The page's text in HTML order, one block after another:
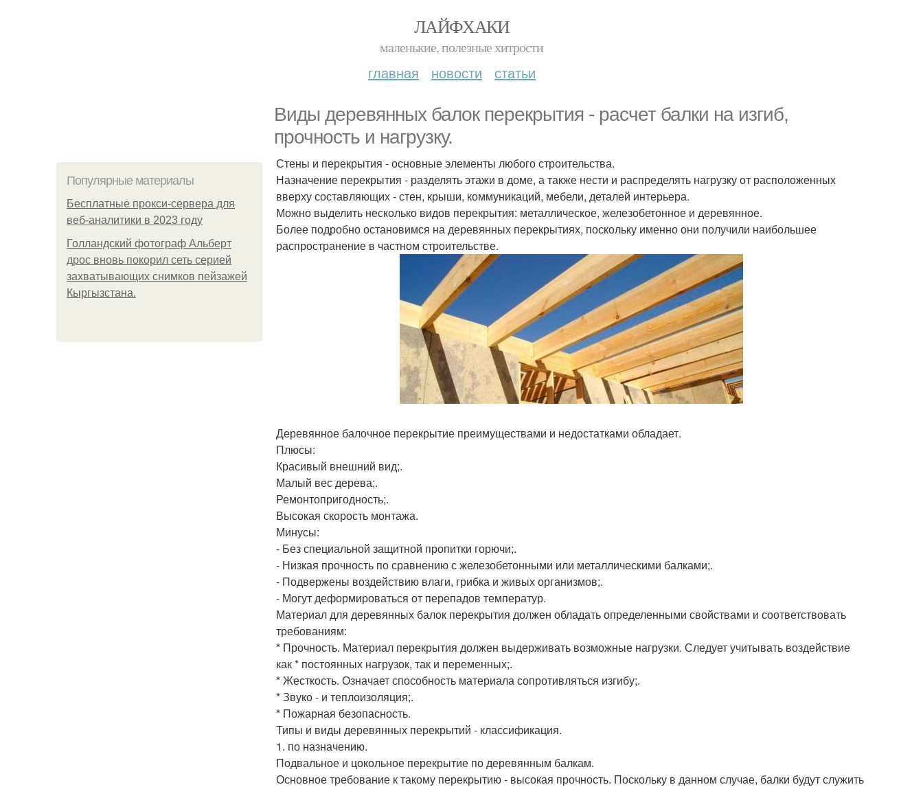
ЛАЙФХАКИ
маленькие, полезные хитрости
главная новости статьи
Виды деревянных балок перекрытия - расчет балки на изгиб,
прочность и нагрузку.
Популярные материалы
Бесплатные прокси-сервера для
веб-аналитики в 2023 году
Голландский фотограф Альберт
дрос вновь покорил сеть серией
захватывающих снимков пейзажей
Кыргызстана.
Стены и перекрытия - основные элементы любого строительства.
Назначение перекрытия - разделять этажи в доме, а также нести и распределять нагрузку от расположенных
вверху составляющих - стен, крыши, коммуникаций, мебели, деталей интерьера.
Можно выделить несколько видов перекрытия: металлическое, железобетонное и деревянное.
Более подробно остановимся на деревянных перекрытиях, поскольку именно они получили наибольшее
распространение в частном строительстве.
Деревянное балочное перекрытие преимуществами и недостатками обладает.
Плюсы:
Красивый внешний вид;.
Малый вес дерева;.
Ремонтопригодность;.
Высокая скорость монтажа.
Минусы:
- Без специальной защитной пропитки горючи;.
- Низкая прочность по сравнению с железобетонными или металлическими балками;.
- Подвержены воздействию влаги, грибка и живых организмов;.
- Могут деформироваться от перепадов температур.
Материал для деревянных балок перекрытия должен обладать определенными свойствами и соответствовать
требованиям:
* Прочность. Материал перекрытия должен выдерживать возможные нагрузки. Следует учитывать воздействие
как * постоянных нагрузок, так и переменных;.
* Жесткость. Означает способность материала сопротивляться изгибу;.
* Звуко - и теплоизоляция;.
* Пожарная безопасность.
Типы и виды деревянных перекрытий - классификация.
1. по назначению.
Подвальное и цокольное перекрытие по деревянным балкам.
Основное требование к такому перекрытию - высокая прочность. Поскольку в данном случае, балки будут служить